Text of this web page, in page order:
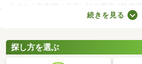
あるなら駐車場は必須。物件周辺で駐車
すが、月々の費用が割高になる恐れもあ
気になるお部屋を探してみましょう。
続きを見る
探し方を選ぶ